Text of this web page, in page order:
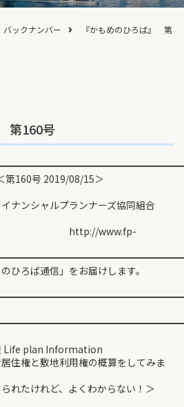
バックナンバー
『かもめのひろば』 第
第160号
160号 2019/08/15＞
ャルプランナーズ協同組合
ひろば通信」をお届けします。
Life plan Information
権と敷地利用権の概算をしてみま
たけれど、よくわからない！＞